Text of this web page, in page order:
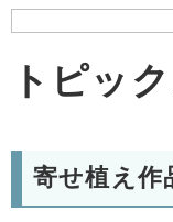
トピッ
寄せ植え作